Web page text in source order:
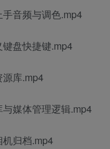
音频与调色.mp4
盘快捷键.mp4
库.mp4
媒体管理逻辑.mp4
归档.mp4